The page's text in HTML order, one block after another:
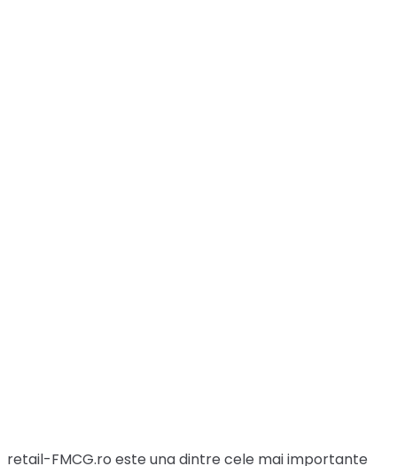
retail-FMCG.ro este una dintre cele mai importante